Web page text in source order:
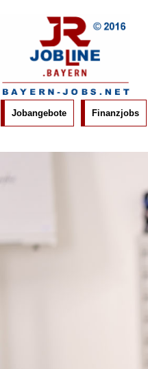
Jobangebote Finanzjobs